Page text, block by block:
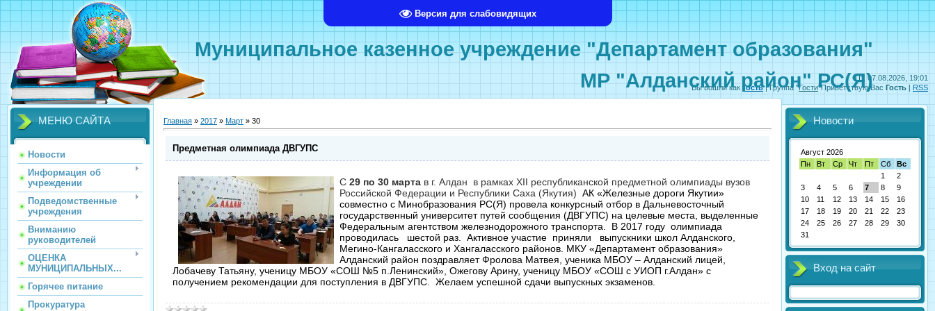
Версия для слабовидящих
Пт, 07.08.2026, 19:01
Вы вошли как Гость|Группа "Гости"Приветствую Вас Гость | RSS
Муниципальное казенное учреждение "Департамент образования"
МР "Алданский район" РС(Я)
МЕНЮ САЙТА
Новости
Информация об
учреждении
Подведомственные
учреждения
Вниманию
руководителей
ОЦЕНКА
МУНИЦИПАЛЬНЫХ...
Горячее питание
Прокуратура
Главная » 2017 » Март » 30
Предметная олимпиада ДВГУПС
С 29 по 30 марта в г. Алдан в рамках XII республиканской предметной олимпиады вузов
Российской Федерации и Республики Саха (Якутия) АК «Железные дороги Якутии»
совместно с Минобразования РС(Я) провела конкурсный отбор в Дальневосточный
государственный университет путей сообщения (ДВГУПС) на целевые места, выделенные
Федеральным агентством железнодорожного транспорта. В 2017 году олимпиада
проводилась шестой раз. Активное участие приняли выпускники школ Алданского,
Мегино-Кангаласского и Хангаласского районов. МКУ «Департамент образования»
Алданский район поздравляет Фролова Матвея, ученика МБОУ – Алданский лицей,
Лобачеву Татьяну, ученицу МБОУ «СОШ №5 п.Ленинский», Ожегову Арину, ученицу МБОУ «СОШ с УИОП г.Алдан» с
получением рекомендации для поступления в ДВГУПС. Желаем успешной сдачи выпускных экзаменов.
Новости
Август 2026
Пн
Вт Ср Чт Пт Сб
Вс
1
2
3
4 5 6 7 8
9
10
11 12 13 14 15
16
17
18 19 20 21 22
23
24
25 26 27 28 29
30
31
Вход на сайт